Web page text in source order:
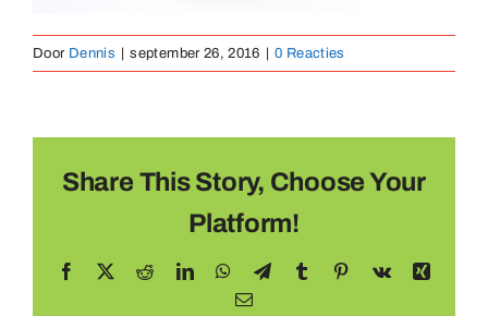
Door Dennis | september 26, 2016 | 0 Reacties
Share This Story, Choose Your
Platform!
Facebook RedditLinkedInWhatsApp
TelegramTumblr Pinterest
Vk
Xing
E-